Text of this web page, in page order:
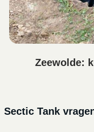
Zeewolde:
Sectic Tank